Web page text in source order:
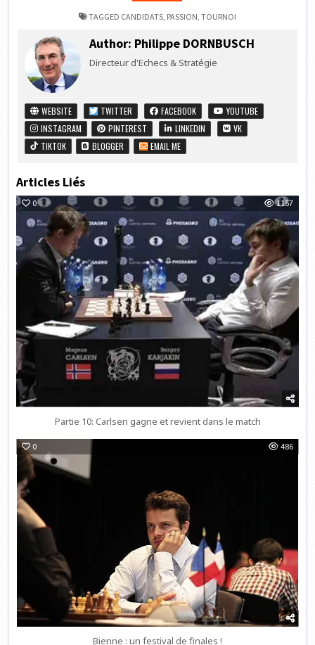
TAGGED CANDIDATS PASSION TOURNOI
Author: Philippe DORNBUSCH
Directeur d'Echecs & Stratégie
WEBSITE TWITTER FACEBOOK
YOUTUBE
INSTAGRAM
PINTEREST LINKEDIN
VK
TIKTOK
BLOGGER EMAIL ME
Articles Liés
0 1157
Partie 10: Carlsen gagne et revient dans le match
0 486
Bienne : un festival de finales !